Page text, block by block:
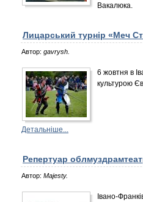
Вакалюка.
Лицарський турнір «Меч
Автор: gavrysh.
6 жовтня в
культурою
Детальніше...
Репертуар
Автор: Majesty.
Івано-